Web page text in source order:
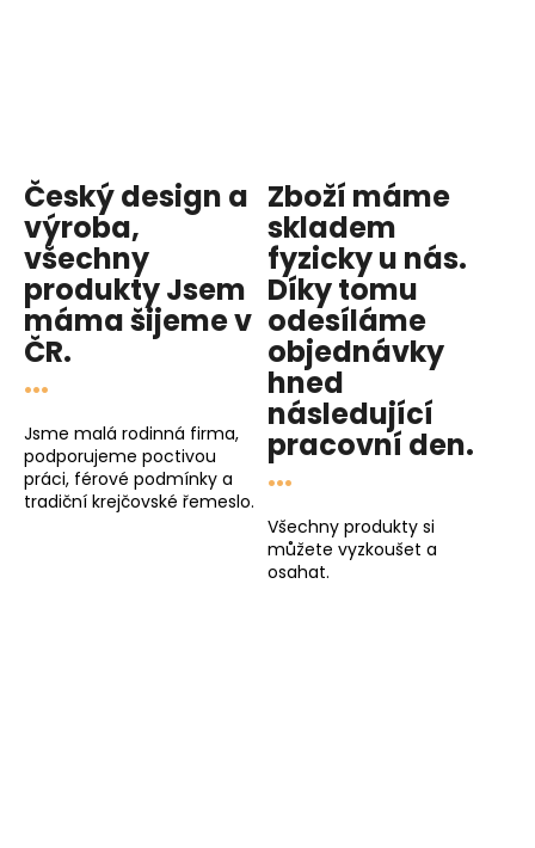
Český design a
výroba,
všechny
produktyJsem
mámašijeme v
ČR.
...
Jsme malá rodinná firma,
podporujeme poctivou
práci, férové podmínky a
tradiční krejčovské řemeslo.
Zboží máme
skladem
fyzicky u nás.
Díky tomu
odesíláme
objednávky
hned
následující
pracovní den.
...
Všechny produkty si
můžete vyzkoušet a
osahat.